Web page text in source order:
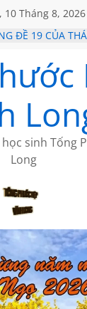
10 Tháng 8, 2026
ĐỀ 19 CỦA
NGƯỜI BẠN
– HÒN
ĐỀ 20 CỦA
sinh Tống
Long